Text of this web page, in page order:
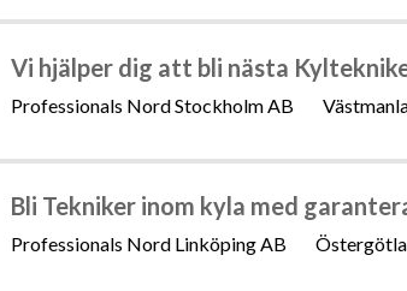
Vi hjälper dig att bli nästa
Professionals Nord Stockholm AB
Bli Tekniker inom kyla med
Professionals Nord Linköping AB